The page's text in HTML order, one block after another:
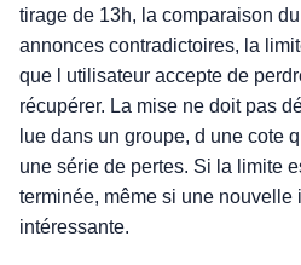
tirage de 13h, la comparaison
annonces contradictoires, la
que l utilisateur accepte de
récupérer. La mise ne doit pas
lue dans un groupe, d une cote
une série de pertes. Si la limite
terminée, même si une nouvelle
intéressante.